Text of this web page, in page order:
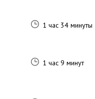
1 час 34 минуты
1 час 9 минут